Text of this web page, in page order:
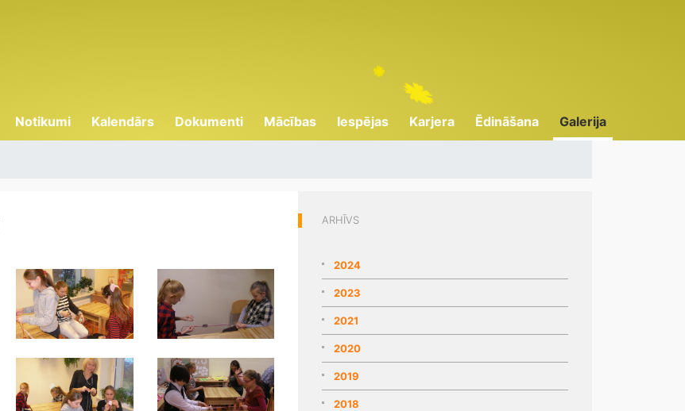
Notikumi Kalendārs Dokumenti Mācības Iespējas Karjera Ēdināšana Galerija
ARHĪVS
2024
2023
2021
2020
2019
2018